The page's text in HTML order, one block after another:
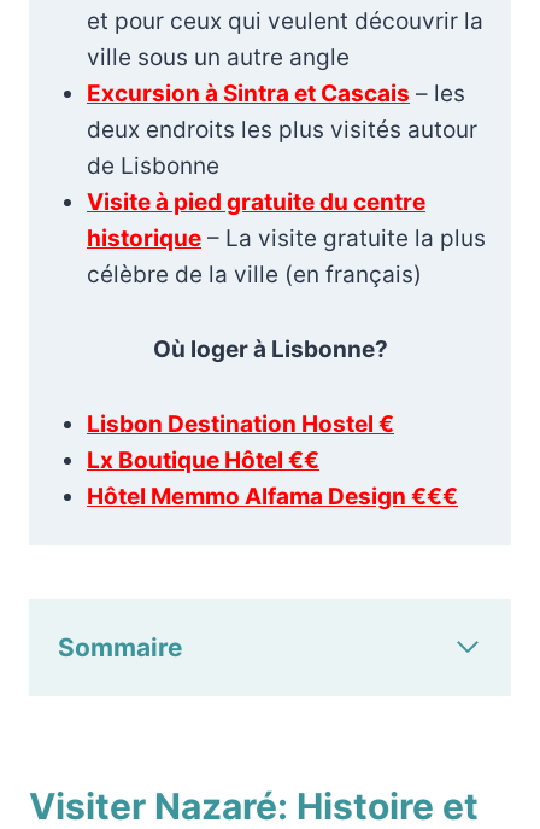
et pour ceux qui veulent découvrir la
ville sous un autre angle
Excursion à Sintra et Cascais – les
deux endroits les plus visités autour
de Lisbonne
Visite à pied gratuite du centre
historique – La visite gratuite la plus
célèbre de la ville (en français)
Où loger à Lisbonne?
Lisbon Destination Hostel €
Lx Boutique Hôtel €€
Hôtel Memmo Alfama Design €€€
Sommaire
Visiter Nazaré: Histoire et